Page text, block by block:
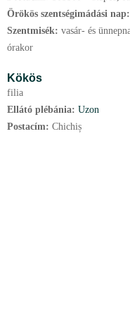
Örökös szentségimádási nap:
Szentmisék: vasár- és
órakor
Kökös
filia
Ellátó plébánia: Uzon
Postacím: Chichiș